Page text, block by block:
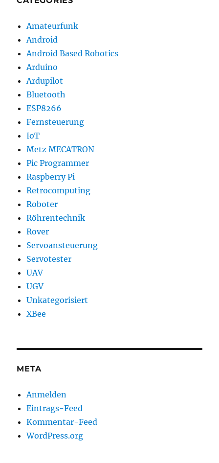
Amateurfunk
Android
Android Based Robotics
Arduino
Ardupilot
Bluetooth
ESP8266
Fernsteuerung
IoT
Metz MECATRON
Pic Programmer
Raspberry Pi
Retrocomputing
Roboter
Röhrentechnik
Rover
Servoansteuerung
Servotester
UAV
UGV
Unkategorisiert
XBee
META
Anmelden
Eintrags-Feed
Kommentar-Feed
WordPress.org